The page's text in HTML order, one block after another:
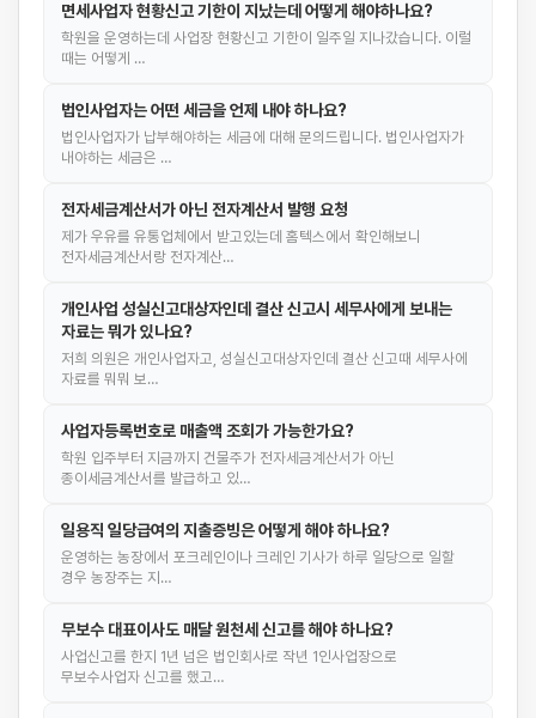
면세사업자 현황신고 기한이 지났는데 어떻게 해야하나요?
학원을 운영하는데 사업장 현황신고 기한이 일주일 지나갔습니다. 이럴
때는 어떻게 …
법인사업자는 어떤 세금을 언제 내야 하나요?
법인사업자가 납부해야하는 세금에 대해 문의드립니다. 법인사업자가
내야하는 세금은 …
전자세금계산서가 아닌 전자계산서 발행 요청
제가 우유를 유통업체에서 받고있는데 홈텍스에서 확인해보니
전자세금계산서랑 전자계산…
개인사업 성실신고대상자인데 결산 신고시 세무사에게 보내는
자료는 뭐가 있나요?
저희 의원은 개인사업자고, 성실신고대상자인데 결산 신고때 세무사에
자료를 뭐뭐 보…
사업자등록번호로 매출액 조회가 가능한가요?
학원 입주부터 지금까지 건물주가 전자세금계산서가 아닌
종이세금계산서를 발급하고 있…
일용직 일당급여의 지출증빙은 어떻게 해야 하나요?
운영하는 농장에서 포크레인이나 크레인 기사가 하루 일당으로 일할
경우 농장주는 지…
무보수 대표이사도 매달 원천세 신고를 해야 하나요?
사업신고를 한지 1년 넘은 법인회사로 작년 1인사업장으로
무보수사업자 신고를 했고…